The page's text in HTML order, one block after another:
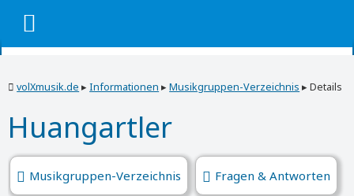
volXmusik.de ▸Informationen ▸Musikgruppen-Verzeichnis ▸Details
Huangartler
Musikgruppen-Verzeichnis Fragen & Antworten